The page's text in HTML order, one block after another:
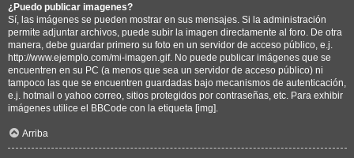
¿Puedo publicar imagenes?
Sí, las imágenes se pueden mostrar en sus mensajes. Si la administración
permite adjuntar archivos, puede subir la imagen directamente al foro. De otra
manera, debe guardar primero su foto en un servidor de acceso público, e.j.
http://www.ejemplo.com/mi-imagen.gif. No puede publicar imágenes que se
encuentren en su PC (a menos que sea un servidor de acceso público) ni
tampoco las que se encuentren guardadas bajo mecanismos de autenticación,
e.j. hotmail o yahoo correo, sitios protegidos por contraseñas, etc. Para exhibir
imágenes utilice el BBCode con la etiqueta [img].
Arriba